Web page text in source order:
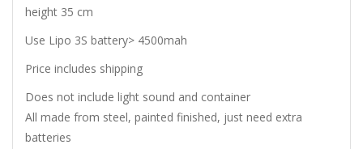
height 35 cm
Use Lipo 3S battery> 4500mah
Price includes shipping
Does not include light sound and container
All made from steel, painted finished, just need extra
batteries